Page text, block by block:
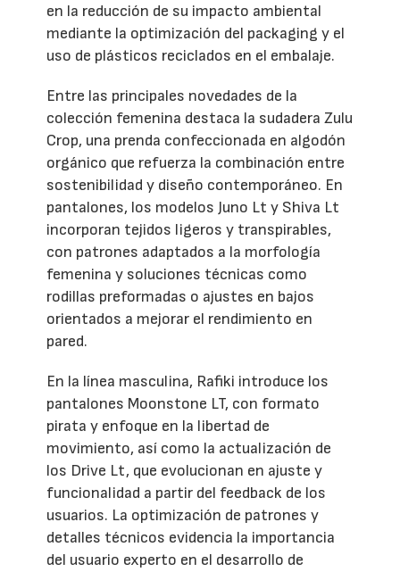
en la reducción de su impacto ambiental
mediante la optimización del packaging y el
uso de plásticos reciclados en el embalaje.
Entre las principales novedades de la
colección femenina destaca la sudadera Zulu
Crop, una prenda confeccionada en algodón
orgánico que refuerza la combinación entre
sostenibilidad y diseño contemporáneo. En
pantalones, los modelos Juno Lt y Shiva Lt
incorporan tejidos ligeros y transpirables,
con patrones adaptados a la morfología
femenina y soluciones técnicas como
rodillas preformadas o ajustes en bajos
orientados a mejorar el rendimiento en
pared.
En la línea masculina, Rafiki introduce los
pantalones Moonstone LT, con formato
pirata y enfoque en la libertad de
movimiento, así como la actualización de
los Drive Lt, que evolucionan en ajuste y
funcionalidad a partir del feedback de los
usuarios. La optimización de patrones y
detalles técnicos evidencia la importancia
del usuario experto en el desarrollo de